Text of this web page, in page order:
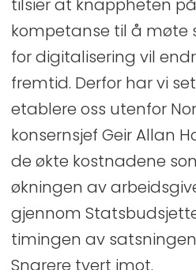
tilsier at knappheten
kompetanse til å møte
for digitalisering vil
fremtid. Derfor har vi
etablere oss utenfor
konsernsjef Geir Allan
de økte kostnadene
økningen av
gjennom
timingen av
Snarere tvert imot.